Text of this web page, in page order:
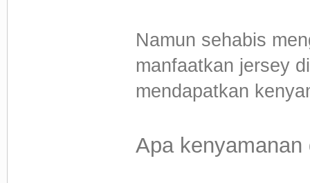
Namun sehabis
manfaatkan jersey
mendapatkan
Apa